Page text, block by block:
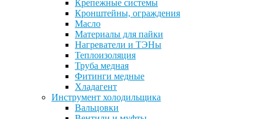
Крепежные системы
Кронштейны, ограждения
Масло
Материалы для пайки
Нагреватели и ТЭНы
Теплоизоляция
Труба медная
Фитинги медные
Хладагент
Инструмент холодильщика
Вальцовки